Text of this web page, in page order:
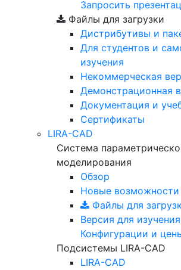
Запросить
Файлы для загрузки
Дистрибутивы и
Для студентов и
изучения
Некоммерческая
Демонстрационная
Документация и
Сертификаты
LIRA-CAD
Система
моделирования
Обзор
Новые возможности
Файлы для
Версия для изучения
Конфигурации и
Подсистемы LIRA-CAD
LIRA-CAD